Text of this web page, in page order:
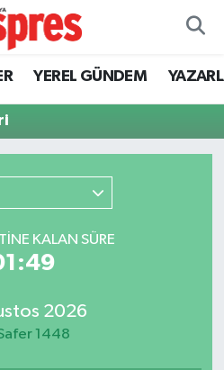
YEREL GÜNDEM
KALAN SÜRE
2026
1448
ve Fikstür